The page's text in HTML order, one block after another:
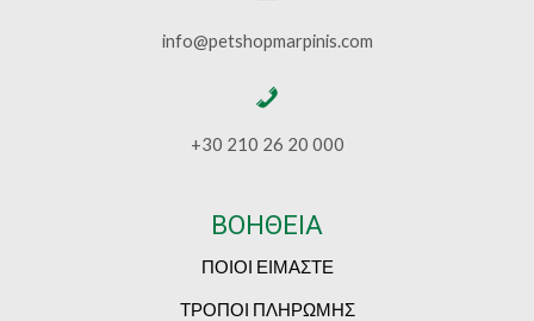
info@petshopmarpinis.com
+30 210 26 20 000
ΒΟΗΘΕΙΑ
ΠΟΙΟΙ ΕΙΜΑΣΤΕ
ΤΡΟΠΟΙ ΠΛΗΡΩΜΗΣ